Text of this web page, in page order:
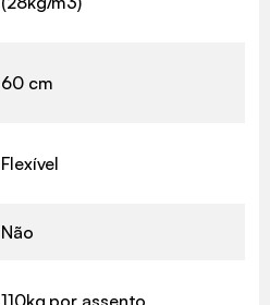
60 cm
Flexível
Não
110kg por assento